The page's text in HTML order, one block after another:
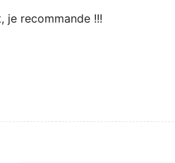
je recommande !!!